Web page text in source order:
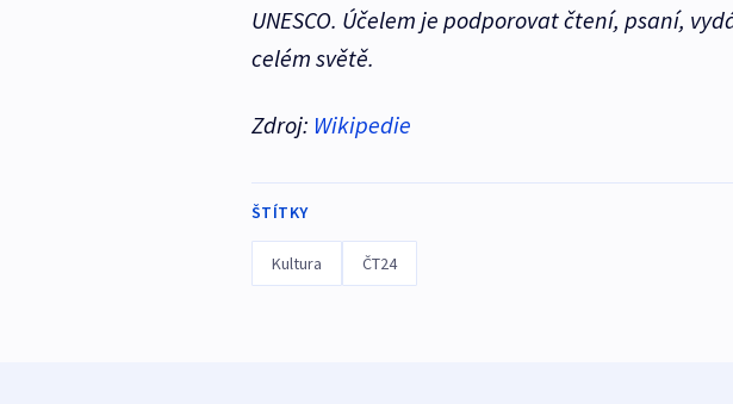
UNESCO. Účelem je podporovat čtení, psaní,
celém světě.
Zdroj: Wikipedie
ŠTÍTKY
Kultura ČT24